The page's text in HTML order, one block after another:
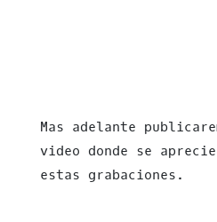
Mas adelante
video donde se
estas grabaciones.